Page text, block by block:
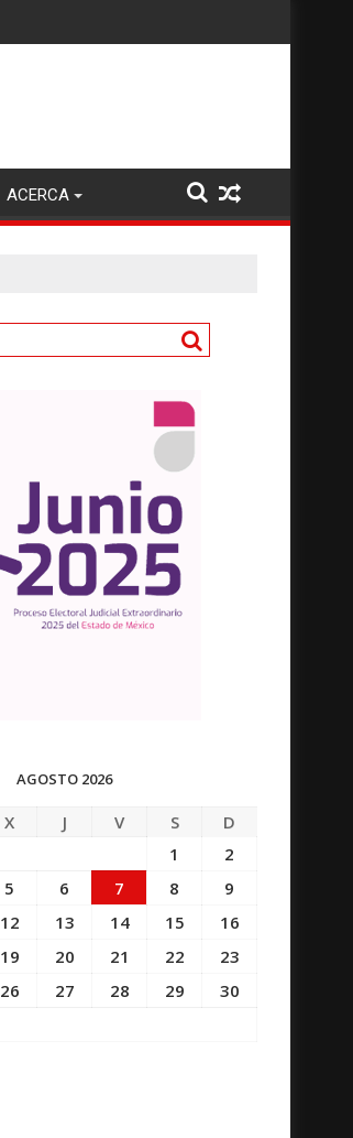
ACERCA
AGOSTO 2026
X J V S
D
1
2
5 6 7 8
9
12 13 14 15
16
19 20 21 22
23
26 27 28 29
30